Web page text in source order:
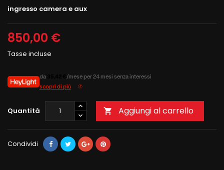
ingresso camera e aux
850,00 €
Tasse incluse
da
/mese per 24 mesi senza interessi
scopri di più
Quantità  Aggiungi al carrello
Condividi